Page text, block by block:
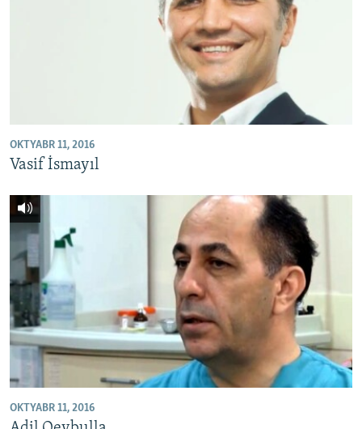
OKTYABR 11, 2016
Vasif İsmayıl
OKTYABR 11, 2016